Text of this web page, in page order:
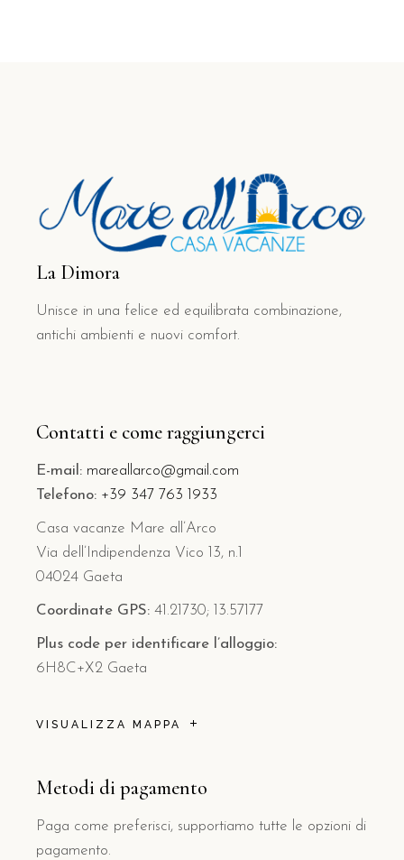
La Dimora
Unisce in una felice ed equilibrata combinazione,
antichi ambienti e nuovi comfort.
Contatti e come raggiungerci
E-mail: mareallarco@gmail.com
Telefono: +39 347 763 1933
Casa vacanze Mare all’Arco
Via dell’Indipendenza Vico 13, n.1
04024 Gaeta
Coordinate GPS: 41.21730; 13.57177
Plus code per identificare l’alloggio:
6H8C+X2 Gaeta
VISUALIZZA MAPPA
Metodi di pagamento
Paga come preferisci, supportiamo tutte le opzioni di
pagamento.